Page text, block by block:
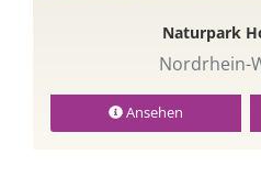
Naturpark
Nordrhein-
Ansehen